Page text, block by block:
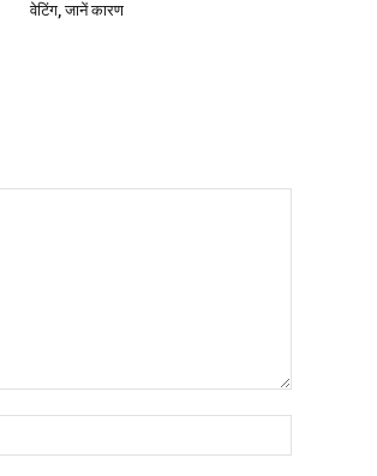
वेटिंग, जानें कारण